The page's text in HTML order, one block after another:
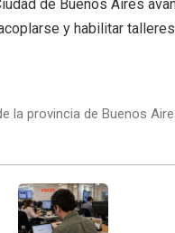
de Buenos Aires
y habilitar
la provincia de Buenos